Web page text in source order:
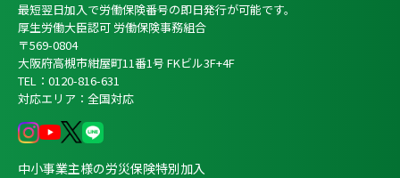
最短翌日加入で労働保険番号の即日発行が可能です。
厚生労働大臣認可 労働保険事務組合
〒569-0804
大阪府高槻市紺屋町11番1号 FKビル3F+4F
TEL：0120-816-631
対応エリア：全国対応
中小事業主様の労災保険特別加入